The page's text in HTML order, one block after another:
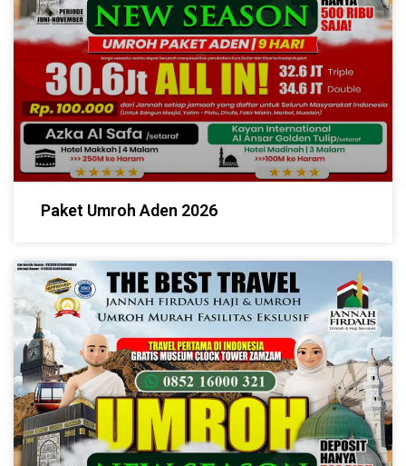
Paket Umroh Aden 2026